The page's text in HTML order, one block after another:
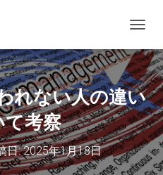
ビ
ゲ
ー
シ
ョ
ン
を
切
り
替
れない人の違い
て考察
日:2025年1月18日